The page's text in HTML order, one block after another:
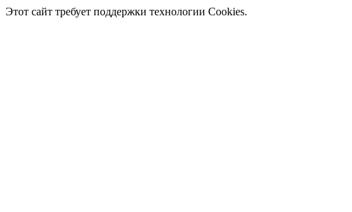
Этот сайт требует поддержки технологии Cookies.